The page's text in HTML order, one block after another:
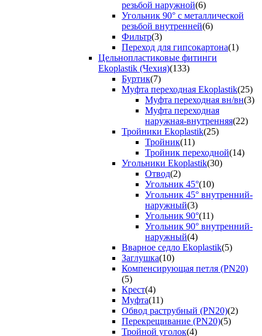
резьбой наружной(6)
Угольник 90° с металлической
резьбой внутренней(6)
Фильтр(3)
Переход для гипсокартона(1)
Цельнопластиковые фитинги
Ekoplastik (Чехия)(133)
Буртик(7)
Муфта переходная Ekoplastik(25)
Муфта переходная вн/вн(3)
Муфта переходная
наружная-внутренняя(22)
Тройники Ekoplastik(25)
Тройник(11)
Тройник переходной(14)
Угольники Ekoplastik(30)
Отвод(2)
Угольник 45°(10)
Угольник 45° внутренний-
наружный(3)
Угольник 90°(11)
Угольник 90° внутренний-
наружный(4)
Вварное седло Ekoplastik(5)
Заглушка(10)
Компенсирующая петля (PN20)
(5)
Крест(4)
Муфта(11)
Обвод раструбный (PN20)(2)
Перекрещивание (PN20)(5)
Тройной уголок(4)